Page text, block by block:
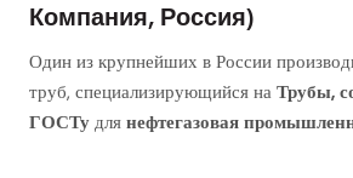
Компания, Россия)
Один из крупнейших в России
труб, специализирующийся на Трубы,
ГОСТу для нефтегазовая